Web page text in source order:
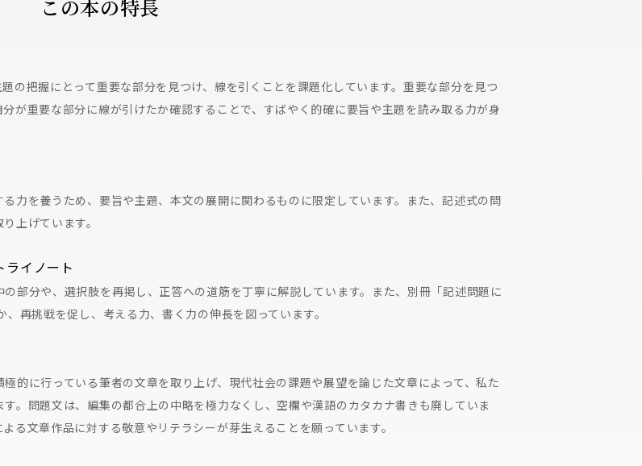
この本の特長
の把握にとって重要な部分を見つけ、線を引くことを課題化しています。重要な部分を見つ
が重要な部分に線が引けたか確認することで、すばやく的確に要旨や主題を読み取る力が身
力を養うため、要旨や主題、本文の展開に関わるものに限定しています。また、記述式の問
上げています。
ライノート
部分や、選択肢を再掲し、正答への道筋を丁寧に解説しています。また、別冊「記述問題に
再挑戦を促し、考える力、書く力の伸長を図っています。
的に行っている筆者の文章を取り上げ、現代社会の課題や展望を論じた文章によって、私た
。問題文は、編集の都合上の中略を極力なくし、空欄や漢語のカタカナ書きも廃していま
る文章作品に対する敬意やリテラシーが芽生えることを願っています。